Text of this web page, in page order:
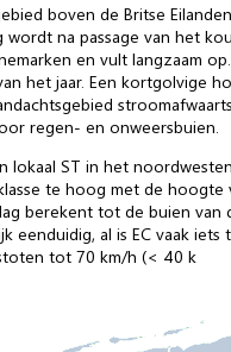
boven de Britse
wordt na passage van het
en vult langzaam
het jaar. Een kortgolvige
regen- en onweersbuien.
lokaal ST in het
te hoog met de
berekent tot de buien van
eenduidig, al is EC vaak
tot 70 km/h (< 40 k